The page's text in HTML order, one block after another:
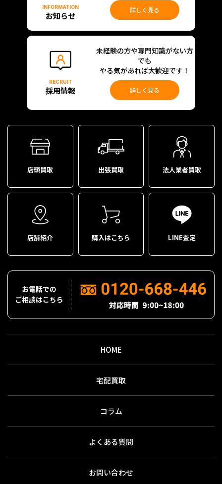
INFORMATION
お知らせ
詳しく見る
RECRUIT
採用情報
未経験の方や専門知識がない方
でも
やる気があれば大歓迎です！
詳しく見る
店頭買取 出張買取 法人業者買取
店舗紹介 購入はこちら LINE査定
HOME
宅配買取
コラム
よくある質問
お問い合わせ